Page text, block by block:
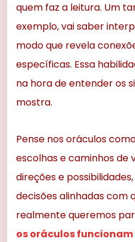
quem faz a leitura. Um
exemplo, vai saber
modo que revela
específicas. Essa
na hora de entender os
mostra.
Pense nos oráculos
escolhas e caminhos de
direções e
decisões alinhadas com
realmente queremos
os oráculos funcionam